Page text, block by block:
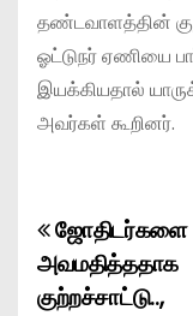
தண்டவாளத்தின்
ஓட்டுநர் ஏணியை
இயக்கியதால்
அவர்கள் கூறினர்.
P
o
ஜோதிடர்களை
அவமதித்ததாக
குற்றச்சாட்டு..,